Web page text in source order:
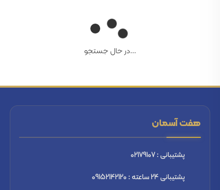
...در حال جستجو
هفت آسمان
پشتیبانی : 02179107
پشتیبانی 24 ساعته : 09152142120